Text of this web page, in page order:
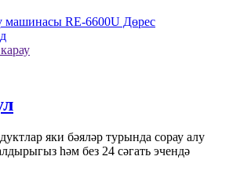
яки бәяләр турында сорау алу
һәм без 24 сәгать эчендә